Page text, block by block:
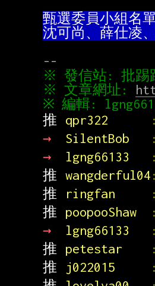
沈可尚、薛仕凌
※ 文章網址:
推
qpr322
→
SilentBob
→
lgng66133
推 wangderful04
推
ringfan
推
poopooShaw
→
lgng66133
推
petestar
推
j022015